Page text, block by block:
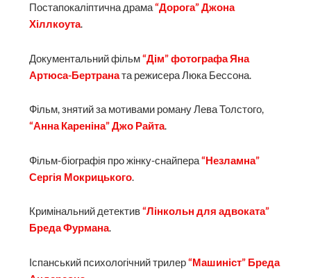
Постапокаліптична драма“Дорога” Джона
Хіллкоута.
Документальний фільм“Дім” фотографа Яна
Артюса-Бертраната режисера Люка Бессона.
Фільм, знятий за мотивами роману Лева Толстого,
“Анна Кареніна” Джо Райта.
Фільм-біографія про жінку-снайпера“Незламна”
Сергія Мокрицького.
Кримінальний детектив“Лінкольн для адвоката”
Бреда Фурмана.
Іспанський психологічний трилер“Машиніст” Бреда